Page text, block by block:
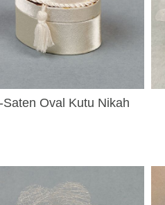
Saten Oval Kutu Nikah